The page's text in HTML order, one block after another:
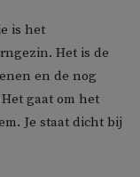
is het
Het is de
en de nog
gaat om het
Je staat dicht bij